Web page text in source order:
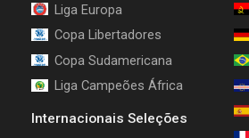
Liga Europa
Copa Libertadores
Copa Sudamericana
Liga Campeões África
Internacionais Seleções